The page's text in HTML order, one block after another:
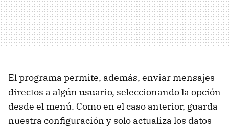
El programa permite, además, enviar mensajes
directos a algún usuario, seleccionando la opción
desde el menú. Como en el caso anterior, guarda
nuestra configuración y solo actualiza los datos